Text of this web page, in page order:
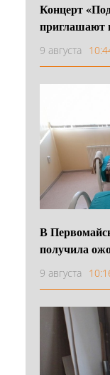
Концерт
приглашают
9 августа
В
получила
9 августа